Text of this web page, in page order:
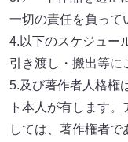
一切の責任を負って
4.以下のスケジュー
引き渡し・搬出等に
5.及び著作者人格権
ト本人が有します
しては、著作権者